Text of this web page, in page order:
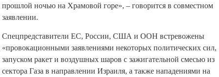
прошлой ночью на Храмовой горе», – говорится в совместном
заявлении.
Спецпредставители ЕС, России, США и ООН встревожены
«провокационными заявлениями некоторых политических сил,
запуском ракет и воздушных шаров с зажигательной смесью из
сектора Газа в направлении Израиля, а также нападениями на